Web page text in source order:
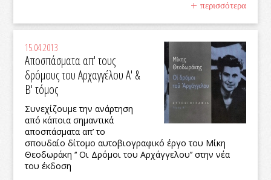
περισσότερα
15.04.2013
Αποσπάσματα απ' τους
δρόμους του Αρχαγγέλου Α' &
Β' τόμος
Συνεχίζουμε την ανάρτηση
από κάποια σημαντικά
αποσπάσματα απ’ το
σπουδαίο δίτομο αυτοβιογραφικό έργο του Μίκη
Θεοδωράκη ‘‘ Οι Δρόμοι του Αρχάγγελου’’ στην νέα
του έκδοση